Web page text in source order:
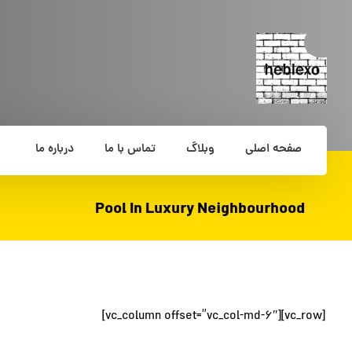
صفحه اصلی وبلاگ تماس با ما درباره ما
Pool In Luxury Neighbourhood
[vc_row][vc_column offset=”vc_col-md-6″]